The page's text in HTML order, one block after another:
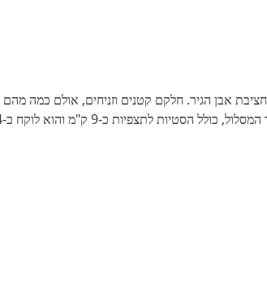
מכרות פתוחים לחציבת אבן הגיר. חלקם קטנים וזניחים, אולם